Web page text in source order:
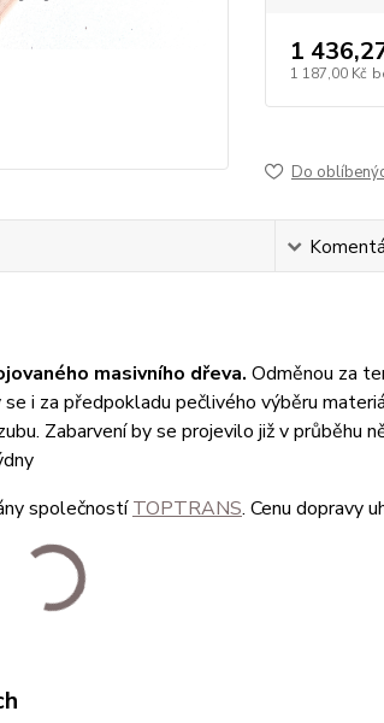
1
1 187,00 Kč
Do
masivního dřeva. Odměnou za
i za předpokladu pečlivého výběru
Zabarvení by se projevilo již v průběhu
společnostíTOPTRANS. Cenu dopravy